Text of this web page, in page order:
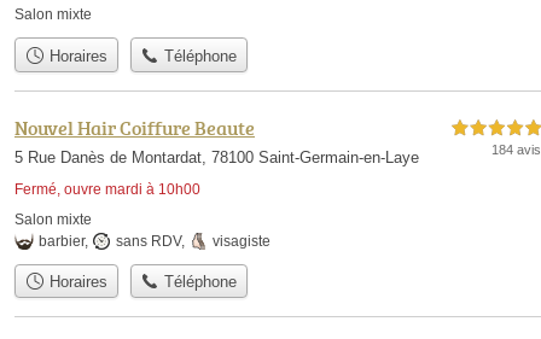
Salon mixte
Horaires Téléphone
Nouvel Hair Coiffure Beaute
5 Rue Danès de Montardat, 78100 Saint-Germain-en-Laye
Fermé, ouvre mardi à 10h00
5,0 étoiles sur 5
184 avis
Salon mixte
barbier, sans RDV, visagiste
Horaires Téléphone